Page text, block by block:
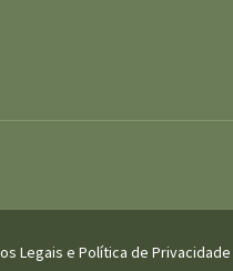
Legais e Política de Privacidade